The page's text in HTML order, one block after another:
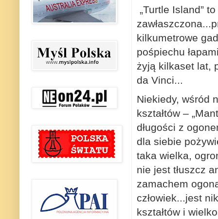
„Turtle Island”
kilkumetrowe
pośpiechu
żyją kilkaset lat,
da Vinci...
Niekiedy, wśród
kształtów –
długości z
dla siebie
taka wielka,
nie jest tłuszcz
zamachem
człowiek...jest
kształtów i